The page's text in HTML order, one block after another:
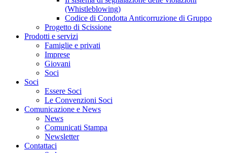
(Whistleblowing)
Codice di Condotta Anticorruzione di Gruppo
Progetto di Scissione
Prodotti e servizi
Famiglie e privati
Imprese
Giovani
Soci
Soci
Essere Soci
Le Convenzioni Soci
Comunicazione e News
News
Comunicati Stampa
Newsletter
Contattaci